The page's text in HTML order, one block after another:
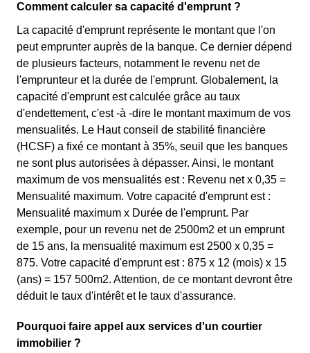
Comment calculer sa capacité d'emprunt ?
La capacité d'emprunt représente le montant que l'on
peut emprunter auprès de la banque. Ce dernier dépend
de plusieurs facteurs, notamment le revenu net de
l'emprunteur et la durée de l'emprunt. Globalement, la
capacité d'emprunt est calculée grâce au taux
d'endettement, c'est -à -dire le montant maximum de vos
mensualités. Le Haut conseil de stabilité financière
(HCSF) a fixé ce montant à 35%, seuil que les banques
ne sont plus autorisées à dépasser. Ainsi, le montant
maximum de vos mensualités est : Revenu net x 0,35 =
Mensualité maximum. Votre capacité d'emprunt est :
Mensualité maximum x Durée de l'emprunt. Par
exemple, pour un revenu net de 2500m2 et un emprunt
de 15 ans, la mensualité maximum est 2500 x 0,35 =
875. Votre capacité d'emprunt est : 875 x 12 (mois) x 15
(ans) = 157 500m2. Attention, de ce montant devront être
déduit le taux d'intérêt et le taux d'assurance.
Pourquoi faire appel aux services d'un courtier
immobilier ?